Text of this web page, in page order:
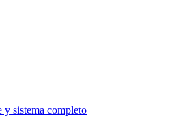
y sistema completo